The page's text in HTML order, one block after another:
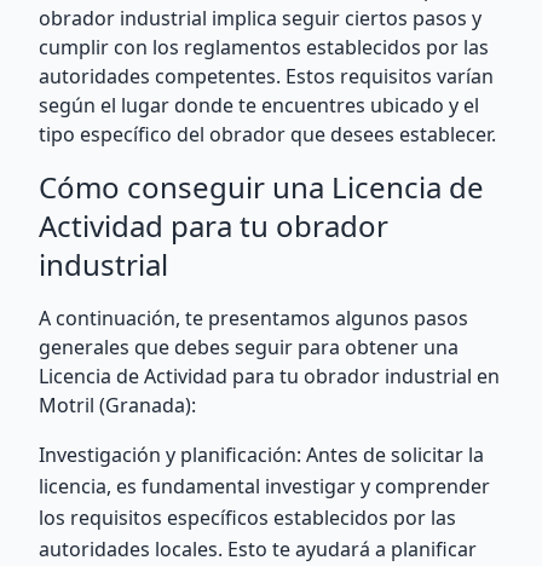
obrador industrial implica seguir ciertos pasos y
cumplir con los reglamentos establecidos por las
autoridades competentes. Estos requisitos varían
según el lugar donde te encuentres ubicado y el
tipo específico del obrador que desees establecer.
Cómo conseguir una Licencia de
Actividad para tu obrador
industrial
A continuación, te presentamos algunos pasos
generales que debes seguir para obtener una
Licencia de Actividad para tu obrador industrial en
Motril (Granada):
Investigación y planificación: Antes de solicitar la
licencia, es fundamental investigar y comprender
los requisitos específicos establecidos por las
autoridades locales. Esto te ayudará a planificar